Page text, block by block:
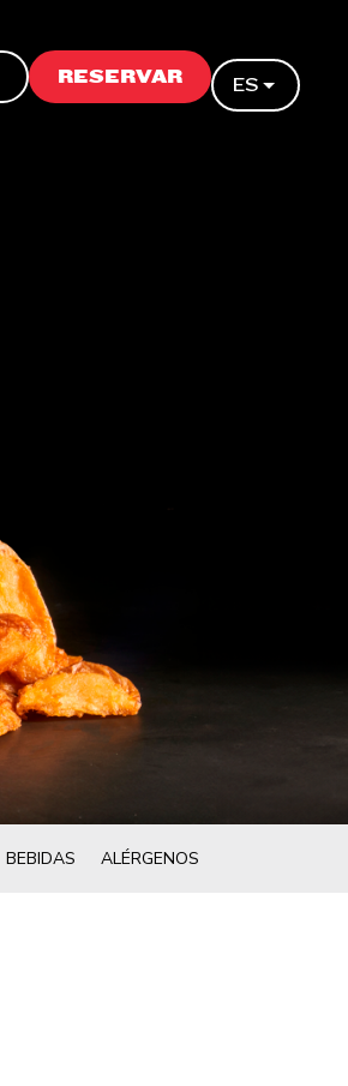
RESERVAR ES
BEBIDAS ALÉRGENOS